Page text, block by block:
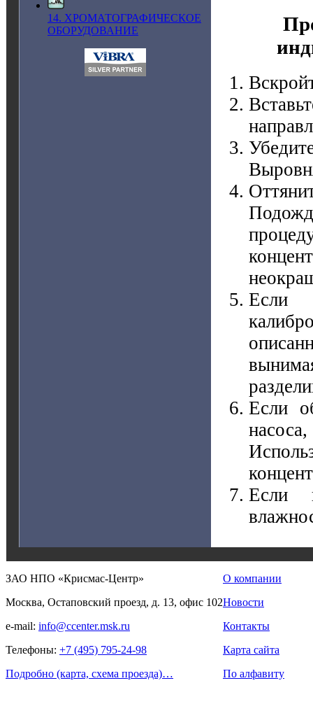
14. ХРОМАТОГРАФИЧЕСКОЕ
ОБОРУДОВАНИЕ
Если
Если
Если
ЗАО НПО «Крисмас-Центр»
Москва, Остаповский проезд, д. 13, офис 102
e-mail: info@ccenter.msk.ru
Телефоны: +7 (495) 795-24-98
Подробно (карта, схема проезда)…
О компании
Новости
Контакты
Карта сайта
По алфавиту